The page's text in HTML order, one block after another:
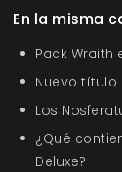
En la misma
Pack Wraith
Nuevo título
Los
¿Qué
Deluxe?